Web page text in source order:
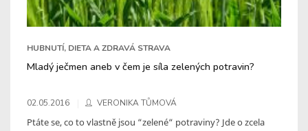
HUBNUTÍ, DIETA A ZDRAVÁ STRAVA
Mladý ječmen aneb v čem je síla zelených potravin?
02.05.2016 VERONIKA TŮMOVÁ
Ptáte se, co to vlastně jsou “zelené“ potraviny? Jde o zcela